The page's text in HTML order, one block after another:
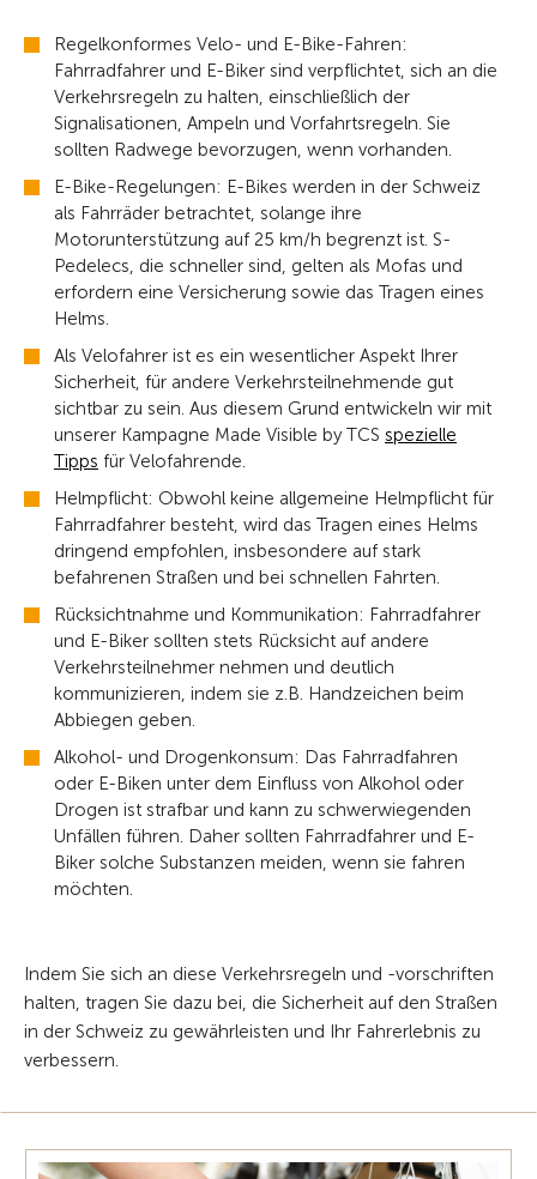
Regelkonformes Velo- und E-Bike-Fahren:
Fahrradfahrer und E-Biker sind verpflichtet, sich an die
Verkehrsregeln zu halten, einschließlich der
Signalisationen, Ampeln und Vorfahrtsregeln. Sie
sollten Radwege bevorzugen, wenn vorhanden.
E-Bike-Regelungen: E-Bikes werden in der Schweiz
als Fahrräder betrachtet, solange ihre
Motorunterstützung auf 25 km/h begrenzt ist. S-
Pedelecs, die schneller sind, gelten als Mofas und
erfordern eine Versicherung sowie das Tragen eines
Helms.
Als Velofahrer ist es ein wesentlicher Aspekt Ihrer
Sicherheit, für andere Verkehrsteilnehmende gut
sichtbar zu sein. Aus diesem Grund entwickeln wir mit
unserer Kampagne Made Visible by TCS spezielle
Tipps für Velofahrende.
Helmpflicht: Obwohl keine allgemeine Helmpflicht für
Fahrradfahrer besteht, wird das Tragen eines Helms
dringend empfohlen, insbesondere auf stark
befahrenen Straßen und bei schnellen Fahrten.
Rücksichtnahme und Kommunikation: Fahrradfahrer
und E-Biker sollten stets Rücksicht auf andere
Verkehrsteilnehmer nehmen und deutlich
kommunizieren, indem sie z.B. Handzeichen beim
Abbiegen geben.
Alkohol- und Drogenkonsum: Das Fahrradfahren
oder E-Biken unter dem Einfluss von Alkohol oder
Drogen ist strafbar und kann zu schwerwiegenden
Unfällen führen. Daher sollten Fahrradfahrer und E-
Biker solche Substanzen meiden, wenn sie fahren
möchten.
Indem Sie sich an diese Verkehrsregeln und -vorschriften
halten, tragen Sie dazu bei, die Sicherheit auf den Straßen
in der Schweiz zu gewährleisten und Ihr Fahrerlebnis zu
verbessern.